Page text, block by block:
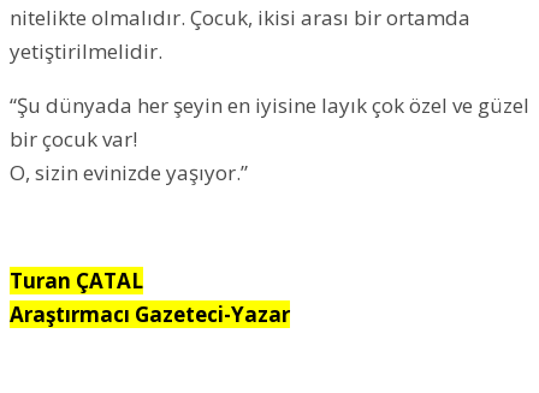
nitelikte olmalıdır. Çocuk, ikisi arası bir ortamda
yetiştirilmelidir.
“Şu dünyada her şeyin en iyisine layık çok özel ve güzel
bir çocuk var!
O, sizin evinizde yaşıyor.”
Turan ÇATAL
Araştırmacı Gazeteci-Yazar